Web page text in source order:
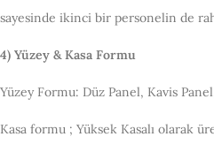
sayesinde ikinci bir personelin de
4) Yüzey & Kasa Formu
Yüzey Formu: Düz Panel, Kavis
Kasa formu ; Yüksek Kasalı olarak